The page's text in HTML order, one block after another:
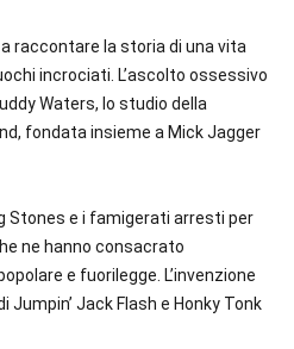
raccontare la storia di una vita
incrociati. L’ascolto ossessivo
Waters, lo studio della
fondata insieme a Mick Jagger
Stones e i famigerati arresti per
ne hanno consacrato
e fuorilegge. L’invenzione
Jack Flash e Honky Tonk